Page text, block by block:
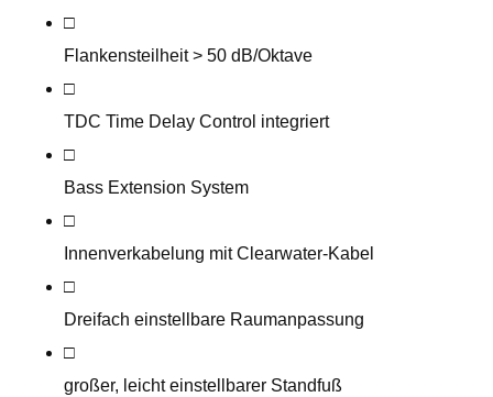
□
Flankensteilheit > 50 dB/Oktave
□
TDC Time Delay Control integriert
□
Bass Extension System
□
Innenverkabelung mit Clearwater-Kabel
□
Dreifach einstellbare Raumanpassung
□
großer, leicht einstellbarer Standfuß